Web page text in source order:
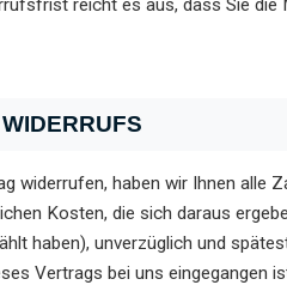
reicht es aus, dass Sie
widerrufen, haben wir Ihnen alle
Kosten, die sich daraus
haben), unverzüglich und
Vertrags bei uns eingegangen